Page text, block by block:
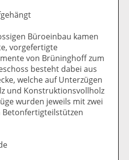
Büroeinbau kamen
vorgefertigte
von Brüninghoff zum
besteht dabei aus
welche auf Unterzügen
und Konstruktionsvollholz
wurden jeweils mit zwei
Betonfertigteilstützen